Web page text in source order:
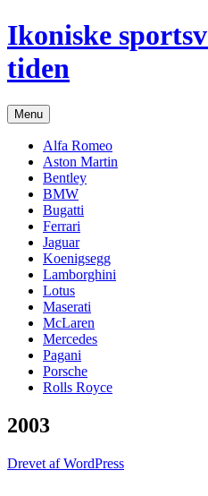
Hop
til
indhold
Ikoniske
tiden
Menu
Alfa Romeo
Aston Martin
Bentley
BMW
Bugatti
Ferrari
Jaguar
Koenigsegg
Lamborghini
Lotus
Maserati
McLaren
Mercedes
Pagani
Porsche
Rolls Royce
2003
Drevet af WordPress